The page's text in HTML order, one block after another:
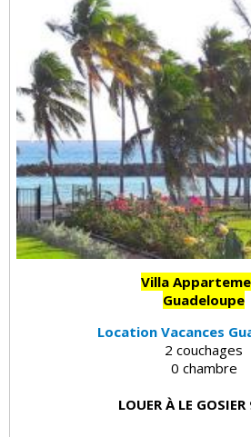
Villa
Guadeloupe
Location Vacances
2 couchages
0 chambre
LOUER À LE